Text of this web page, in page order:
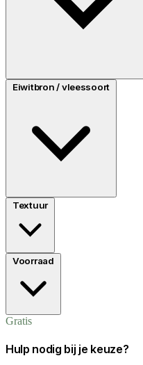
Eiwitbron / vleessoort
Textuur
Voorraad
Gratis
Hulp nodig bij je keuze?